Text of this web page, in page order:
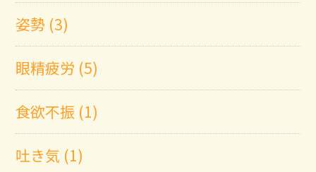
姿勢 (3)
眼精疲労 (5)
食欲不振 (1)
吐き気 (1)